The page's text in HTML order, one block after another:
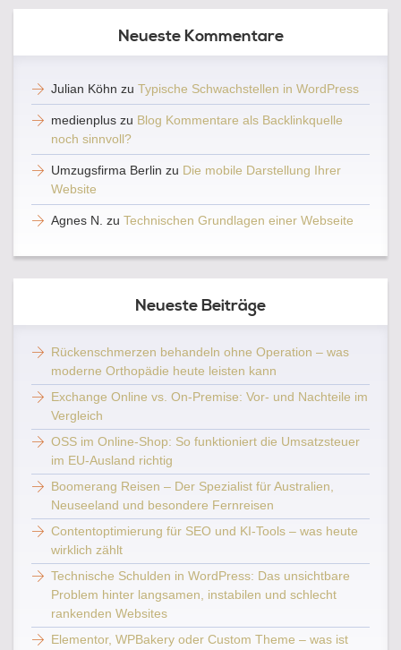
Neueste Kommentare
Julian Köhn zu Typische Schwachstellen in WordPress
medienplus zu Blog Kommentare als Backlinkquelle
noch sinnvoll?
Umzugsfirma Berlin zu Die mobile Darstellung Ihrer
Website
Agnes N. zu Technischen Grundlagen einer Webseite
Neueste Beiträge
Rückenschmerzen behandeln ohne Operation – was
moderne Orthopädie heute leisten kann
Exchange Online vs. On-Premise: Vor- und Nachteile im
Vergleich
OSS im Online-Shop: So funktioniert die Umsatzsteuer
im EU-Ausland richtig
Boomerang Reisen – Der Spezialist für Australien,
Neuseeland und besondere Fernreisen
Contentoptimierung für SEO und KI-Tools – was heute
wirklich zählt
Technische Schulden in WordPress: Das unsichtbare
Problem hinter langsamen, instabilen und schlecht
rankenden Websites
Elementor, WPBakery oder Custom Theme – was ist